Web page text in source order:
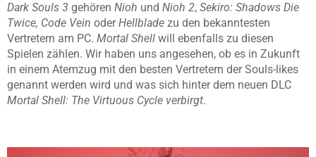
Dark Souls 3 gehören Nioh und Nioh 2, Sekiro: Shadows Die
Twice, Code Vein oderHellblade zu den bekanntesten
Vertretern am PC. Mortal Shell will ebenfalls zu diesen
Spielen zählen. Wir haben uns angesehen, ob es in Zukunft
in einem Atemzug mit den besten Vertretern der Souls-likes
genannt werden wird und was sich hinter dem neuen DLC
Mortal Shell: The Virtuous Cycle verbirgt.